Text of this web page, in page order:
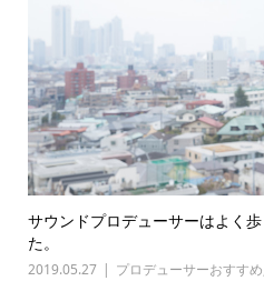
サウンドプロデューサーはよく
た。
2019.05.27 プロデューサーおすすめ